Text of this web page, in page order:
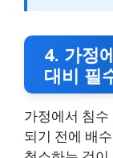
4. 가정
대비 필
가정에서 침
되기 전에 배